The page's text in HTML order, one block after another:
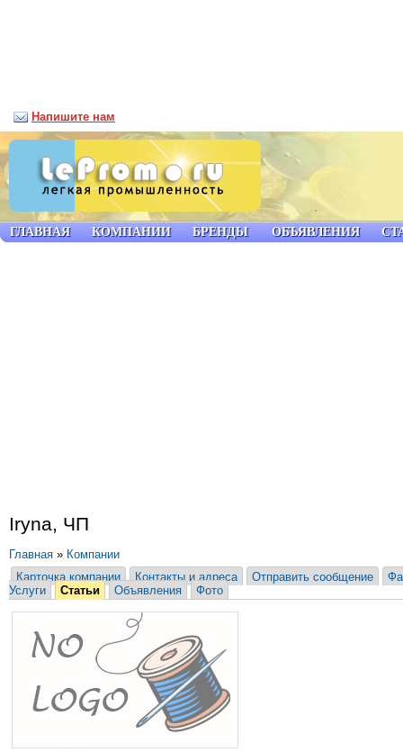
Iryna, ЧП
Главная » Компании
Карточка компании
Контакты и адреса Отправить сообщение
Услуги
Статьи Объявления Фото
ГЛАВНАЯ КОМПАНИИ БРЕНДЫ ОБЪЯВЛЕНИЯ
Напишите нам